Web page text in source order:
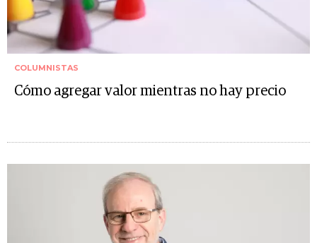
COLUMNISTAS
Cómo agregar valor mientras no hay precio